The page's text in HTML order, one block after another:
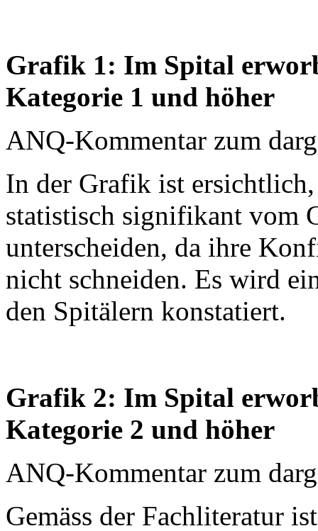
Grafik 1: Im Spital
Kategorie 1 und höher
ANQ-Kommentar zum
In der Grafik ist
statistisch signifikant vom
unterscheiden, da ihre
nicht schneiden. Es wird
den Spitälern konstatiert.
Grafik 2: Im Spital
Kategorie 2 und höher
ANQ-Kommentar zum
Gemäss der Fachliteratur